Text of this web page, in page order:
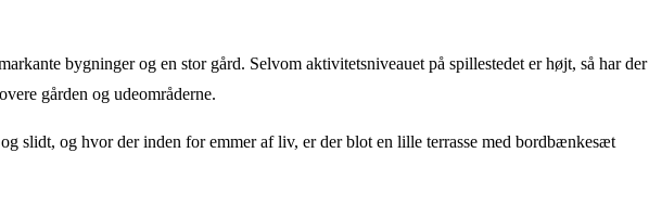
bygninger og en stor gård. Selvom aktivitetsniveauet på spillestedet er højt, så har der
gården og udeområderne.
slidt, og hvor der inden for emmer af liv, er der blot en lille terrasse med bordbænkesæt